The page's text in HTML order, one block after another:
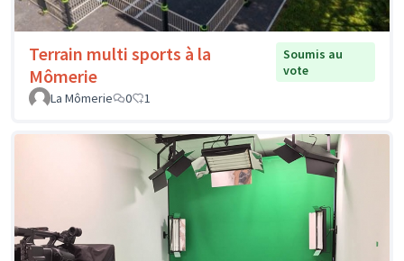
Terrain multi sports à la
Mômerie
Soumis au
vote
La Mômerie
0 1